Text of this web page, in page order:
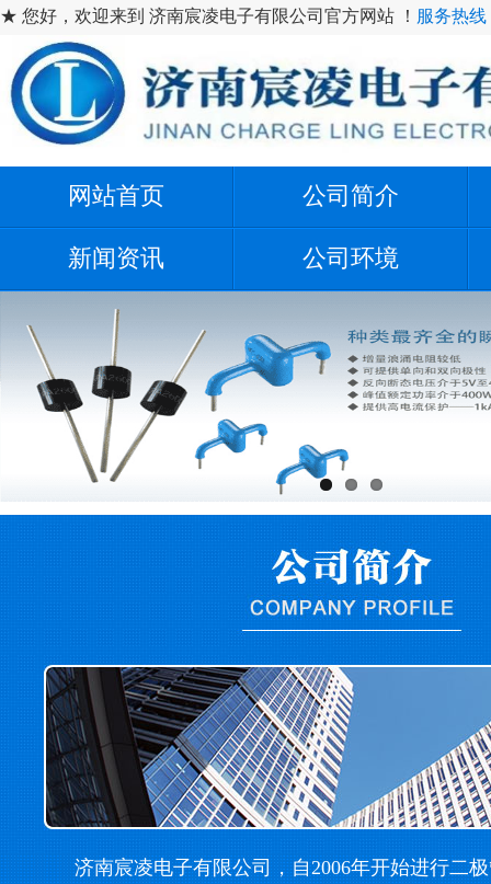
★ 您好，欢迎来到 济南宸凌电子有限公司官方网站 ！ 服务热线
网站首页 公司简介
新闻资讯 公司环境
济南宸凌电子有限公司，自2006年开始进行二